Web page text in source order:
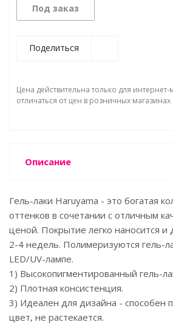
Под заказ
Поделиться
Цена действительна только для
отличаться от цен в розничных магазинах
Описание
Гель-лаки Haruyama - это богатая
оттенков в сочетании с отличным
ценой. Покрытие легко наносится и
2-4 недель. Полимеризуются гель-
LED/UV-лампе.
1) Высокопигментированный гель-
2) Плотная консистенция.
3) Идеален для дизайна - способен
цвет, не растекается.